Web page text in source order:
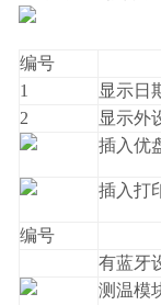
编号
1
显示日
2
显示外
插入优
插入打
编号
有蓝牙
测温模